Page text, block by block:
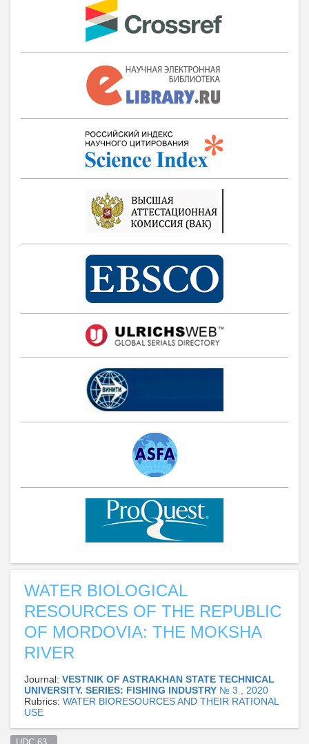
WATER BIOLOGICAL
RESOURCES OF THE REPUBLIC
OF MORDOVIA: THE MOKSHA
RIVER
Journal: VESTNIK OF ASTRAKHAN STATE TECHNICAL
UNIVERSITY. SERIES: FISHING INDUSTRY № 3 , 2020
Rubrics: WATER BIORESOURCES AND THEIR RATIONAL
USE